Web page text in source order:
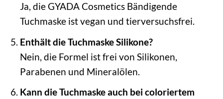
Ja, die GYADA Cosmetics Bändigende
Tuchmaske ist vegan und tierversuchsfrei.
Enthält die Tuchmaske Silikone?
Nein, die Formel ist frei von Silikonen,
Parabenen und Mineralölen.
Kann die Tuchmaske auch bei coloriertem